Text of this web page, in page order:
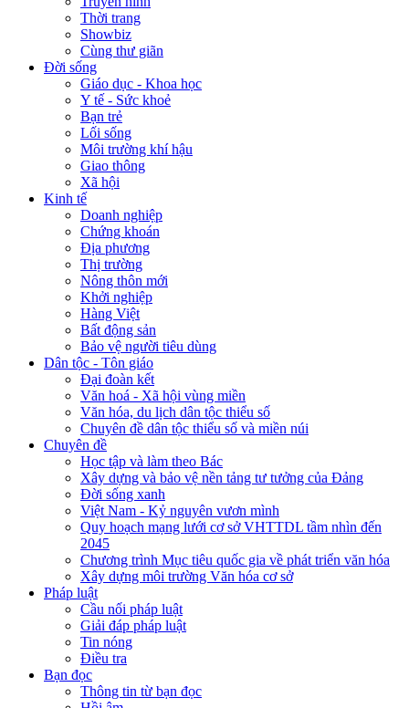
Thời trang
Showbiz
Cùng thư giãn
Đời sống
Giáo dục - Khoa học
Y tế - Sức khoẻ
Bạn trẻ
Lối sống
Môi trường khí hậu
Giao thông
Xã hội
Kinh tế
Doanh nghiệp
Chứng khoán
Địa phương
Thị trường
Nông thôn mới
Khởi nghiệp
Hàng Việt
Bất động sản
Bảo vệ người tiêu dùng
Dân tộc - Tôn giáo
Đại đoàn kết
Văn hoá - Xã hội vùng miền
Văn hóa, du lịch dân tộc thiểu số
Chuyên đề dân tộc thiểu số và miền núi
Chuyên đề
Học tập và làm theo Bác
Xây dựng và bảo vệ nền tảng tư tưởng của Đảng
Đời sống xanh
Việt Nam - Kỷ nguyên vươn mình
Quy hoạch mạng lưới cơ sở VHTTDL tầm nhìn đến
2045
Chương trình Mục tiêu quốc gia về phát triển văn hóa
Xây dựng môi trường Văn hóa cơ sở
Pháp luật
Cầu nối pháp luật
Giải đáp pháp luật
Tin nóng
Điều tra
Bạn đọc
Thông tin từ bạn đọc